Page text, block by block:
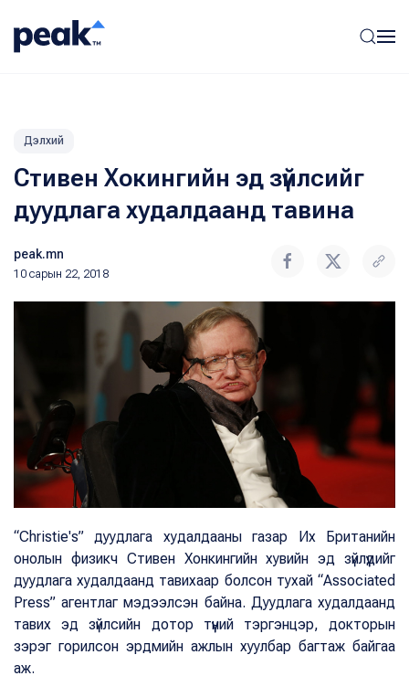
Дэлхий
Стивен Хокингийн эд зүйлсийг
дуудлага худалдаанд тавина
peak.mn
10 сарын 22, 2018
“Christie's” дуудлага худалдааны газар Их Британийн
онолын физикч Стивен Хонкингийн хувийн эд зүйлүүдийг
дуудлага худалдаанд тавихаар болсон тухай “Associated
Press” агентлаг мэдээлсэн байна. Дуудлага худалдаанд
тавих эд зүйлсийн дотор түүний тэргэнцэр, докторын
зэрэг горилсон эрдмийн ажлын хуулбар багтаж байгаа
аж.